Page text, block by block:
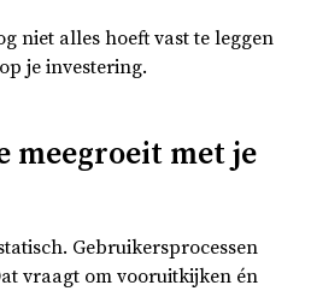
niet alles hoeft vast te leggen
je investering.
meegroeit met je
Gebruikersprocessen
vraagt om vooruitkijken én